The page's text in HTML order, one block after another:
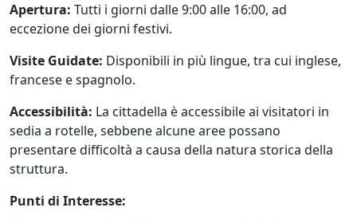
Apertura: Tutti i giorni dalle 9:00 alle 16:00, ad
eccezione dei giorni festivi.
Visite Guidate: Disponibili in più lingue, tra cui inglese,
francese e spagnolo.
Accessibilità: La cittadella è accessibile ai visitatori in
sedia a rotelle, sebbene alcune aree possano
presentare difficoltà a causa della natura storica della
struttura.
Punti di Interesse: